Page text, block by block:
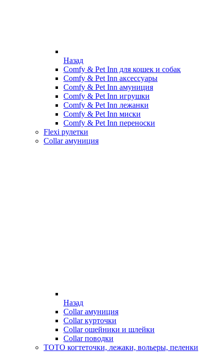
Назад
Comfy & Pet Inn для кошек и собак
Comfy & Pet Inn аксессуары
Comfy & Pet Inn амуниция
Comfy & Pet Inn игрушки
Comfy & Pet Inn лежанки
Comfy & Pet Inn миски
Comfy & Pet Inn переноски
Flexi рулетки
Collar амуниция
Назад
Collar амуниция
Collar курточки
Collar ошейники и шлейки
Collar поводки
ТОТО когтеточки, лежаки, вольеры, пеленки